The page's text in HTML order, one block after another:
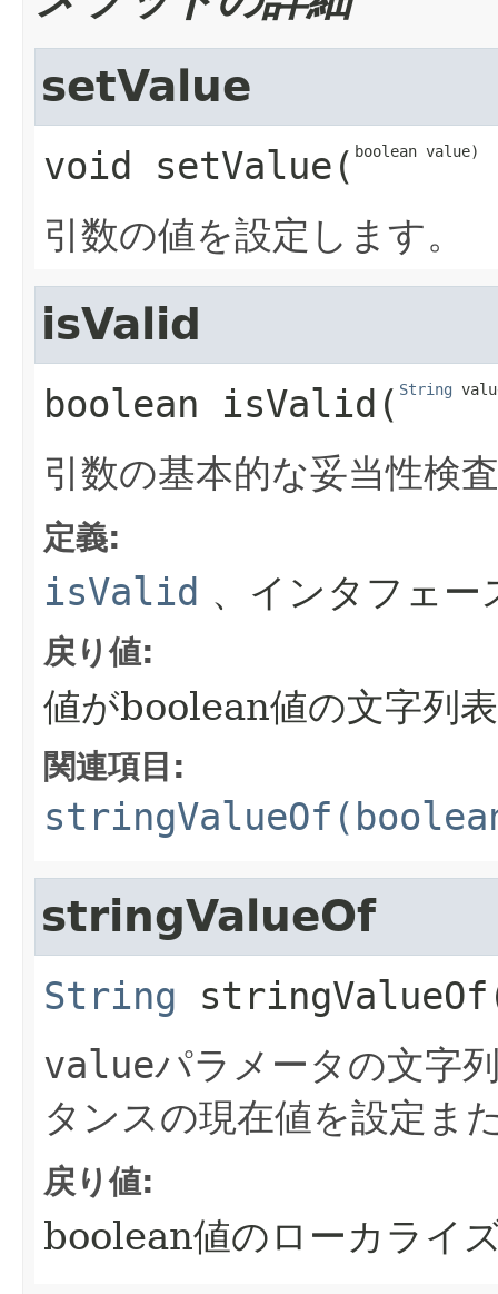
setValue
void setValue​( boolean value)
引数の値を設定します。
isValid
boolean isValid ​( String
引数の基本的な妥当性検
定義:
isValid 、インタフェ
戻り値:
値がboolean値の文字列
関連項目:
stringValueOf
String stringValueOf
valueパラメータの文字
タンスの現在値を設定ま
戻り値:
boolean値のローカライ